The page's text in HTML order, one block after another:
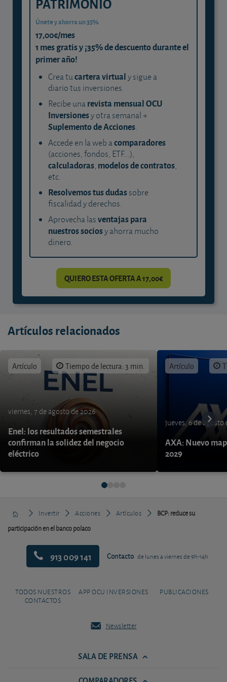
Únete y ahorra un 35%
17,00€/mes
1 mes gratis y ¡35% de descuento durante el
primer año!
Crea tucartera virtualy sigue a
diario tus inversiones.
Recibe unarevista mensual OCU
Inversionesy otra semanal +
Suplemento de Acciones.
Accede en la web acomparadores
(acciones, fondos, ETF...),
calculadoras, modelos de contratos,
etc.
Resolvemos tus dudassobre
fiscalidad y derechos.
Aprovecha lasventajas para
nuestros sociosy ahorra mucho
dinero.
QUIERO ESTA OFERTA A 17,00€
Artículos relacionados
Artículo Tiempo de lectura: 3 min.
viernes, 7 de agosto de 2026
Enel: los resultados semestrales
confirman la solidez del negocio
eléctrico
Artículo
jueves, 6 de agosto
AXA: Nuevo
2029
Invertir Acciones Artículos
BCP: reduce su
participación en el banco polaco
913 009 141 Contacto de lunes a viernes de 9h-14h
TODOS NUESTROS
CONTACTOS
APP OCU INVERSIONES PUBLICACIONES
Newsletter
SALA DE PRENSA